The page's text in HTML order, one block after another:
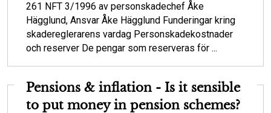
261 NFT 3/1996 av personskadechef Åke
Hägglund, Ansvar Åke Hägglund Funderingar kring
skadereglerarens vardag Personskadekostnader
och reserver De pengar som reserveras för ...
Pensions & inflation - Is it sensible
to put money in pension schemes?